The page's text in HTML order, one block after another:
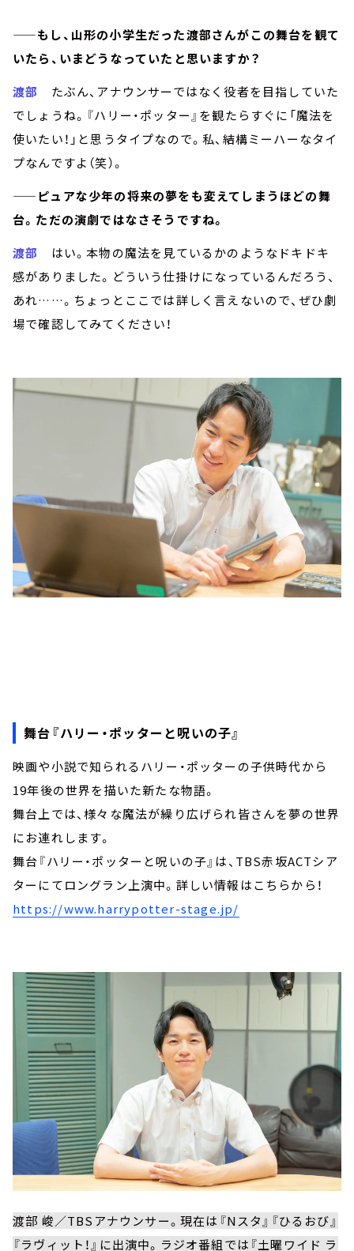
——もし、山形の小学生だった渡部さんがこの舞台を観て
いたら、いまどうなっていたと思いますか？
渡部
たぶん、アナウンサーではなく役者を目指していた
でしょうね。『ハリー・ポッター』を観たらすぐに「魔法を
使いたい！」と思うタイプなので。私、結構ミーハーなタイ
プなんですよ（笑）。
——ピュアな少年の将来の夢をも変えてしまうほどの舞
台。ただの演劇ではなさそうですね。
渡部
はい。本物の魔法を見ているかのようなドキドキ
感がありました。どういう仕掛けになっているんだろう、
あれ……。ちょっとここでは詳しく言えないので、ぜひ劇
場で確認してみてください！
舞台『ハリー・ポッターと呪いの子』
映画や小説で知られるハリー・ポッターの子供時代から
19年後の世界を描いた新たな物語。
舞台上では、様々な魔法が繰り広げられ皆さんを夢の世界
にお連れします。
舞台『ハリー・ポッターと呪いの子』は、TBS赤坂ACTシア
ターにてロングラン上演中。詳しい情報はこちらから！
https://www.harrypotter-stage.jp/
渡部 峻／TBSアナウンサー。現在は『Nスタ』『ひるおび』
『ラヴィット！』に出演中。ラジオ番組では『土曜ワイド ラ